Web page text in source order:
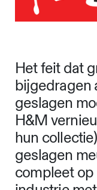
Het feit dat
bijgedragen
geslagen
H&M
hun
geslagen
compleet